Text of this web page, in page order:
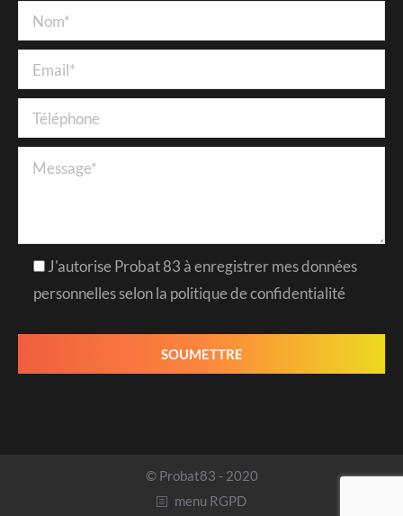
J'autorise Probat 83 à enregistrer mes données
personnelles selon la politique de confidentialité
© Probat83 - 2020
menu RGPD